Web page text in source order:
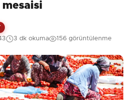
mesaisi
3 dk okuma 156 görüntülenme